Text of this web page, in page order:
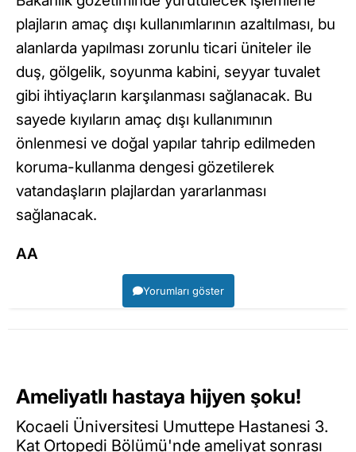
plajların amaç dışı kullanımlarının azaltılması, bu
alanlarda yapılması zorunlu ticari üniteler ile
duş, gölgelik, soyunma kabini, seyyar tuvalet
gibi ihtiyaçların karşılanması sağlanacak. Bu
sayede kıyıların amaç dışı kullanımının
önlenmesi ve doğal yapılar tahrip edilmeden
koruma-kullanma dengesi gözetilerek
vatandaşların plajlardan yararlanması
sağlanacak.
AA
Yorumları göster
Ameliyatlı hastaya hijyen şoku!
Kocaeli Üniversitesi Umuttepe Hastanesi 3.
Kat Ortopedi Bölümü'nde ameliyat sonrası